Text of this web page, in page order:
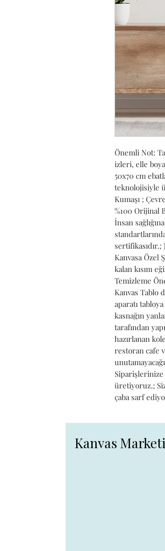
Önemli Not:
izleri, elle
50x70 cm
teknolojisiyle
Kumaşı ;
%100 Orijinal
İnsan
sertifikasıdır.;
Kanvasa Özel
kalan kısım
Temizleme
Kanvas Tablo
aparatı
kasnağın
tarafından
hazırlanan
restoran cafe
üretiyoruz.;
çaba sarf
Kanvas Marketi